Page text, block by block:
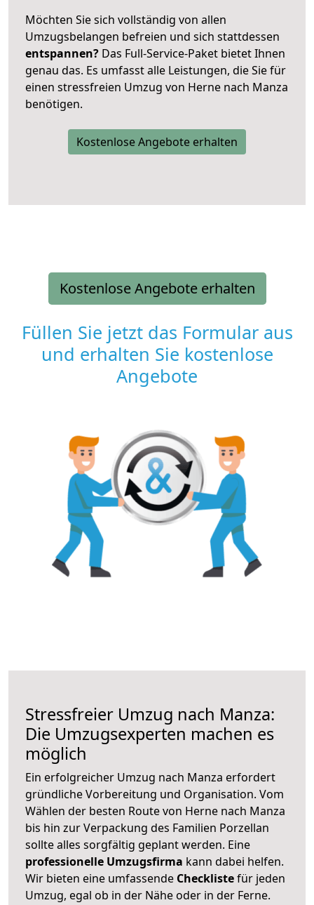
Möchten Sie sich vollständig von allen
Umzugsbelangen befreien und sich stattdessen
entspannen? Das Full-Service-Paket bietet Ihnen
genau das. Es umfasst alle Leistungen, die Sie für
einen stressfreien Umzug von Herne nach Manza
benötigen.
Kostenlose Angebote erhalten
Kostenlose Angebote erhalten
Füllen Sie jetzt das Formular aus
und erhalten Sie kostenlose
Angebote
Stressfreier Umzug nach Manza:
Die Umzugsexperten machen es
möglich
Ein erfolgreicher Umzug nach Manza erfordert
gründliche Vorbereitung und Organisation. Vom
Wählen der besten Route von Herne nach Manza
bis hin zur Verpackung des Familien Porzellan
sollte alles sorgfältig geplant werden. Eine
professionelle Umzugsfirma kann dabei helfen.
Wir bieten eine umfassende Checklistefür jeden
Umzug, egal ob in der Nähe oder in der Ferne.